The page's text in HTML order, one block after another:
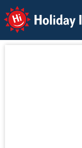
Holiday Info